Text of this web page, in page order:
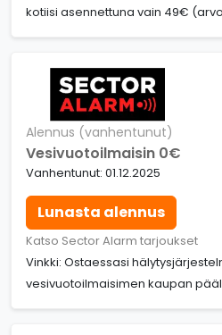
kotiisi asennettuna vain 49€
Alennus (vanhentunut)
Vesivuotoilmaisin 0€
Vanhentunut: 01.12.2025
Lunasta alennus
Katso Sector Alarm tarjoukset
Vinkki: Ostaessasi
vesivuotoilmaisimen kaupan